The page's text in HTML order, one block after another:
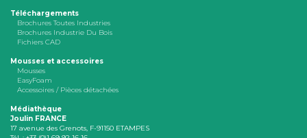
Téléchargements
Brochures Toutes Industries
Brochures Industrie Du Bois
Fichiers CAD
Mousses et accessoires
Mousses
EasyFoam
Accessoires / Pièces détachées
Médiathèque
Joulin FRANCE
17 avenue des Grenots, F-91150 ETAMPES